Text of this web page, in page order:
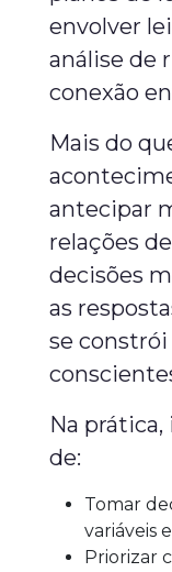
envolver
análise de
conexão
Mais do
antecipar
relações
decisões
as
se
Na prática,
de:
Tomar
variáveis
Priorizar